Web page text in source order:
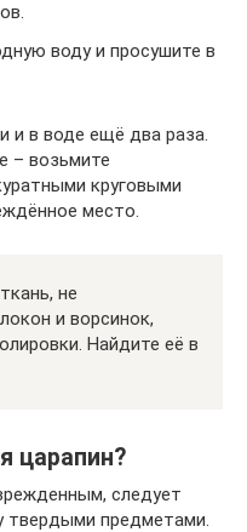
воду и просушите в
и в воде ещё два раза.
– возьмите
круговыми
место.
не
и ворсинок,
Найдите её в
царапин?
следует
твердыми предметами.